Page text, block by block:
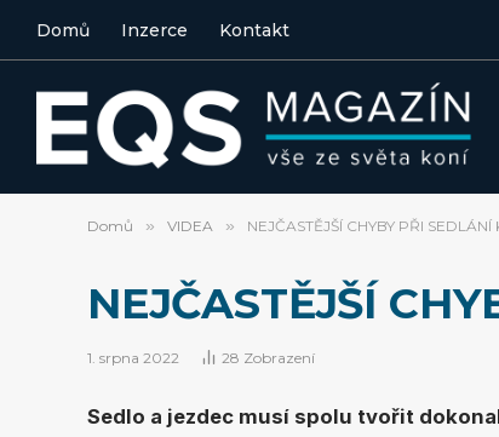
Domů Inzerce Kontakt
Domů » VIDEA » NEJČASTĚJŠÍ CHYBY PŘI SEDLÁNÍ
NEJČASTĚJŠÍ
1. srpna 2022 28 Zobrazení
Sedlo a jezdec musí spolu tvořit